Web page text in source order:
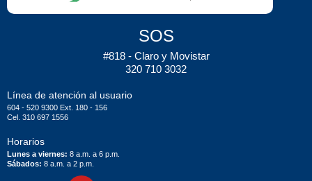
SOS
#818 - Claro y Movistar
320 710 3032
Línea de atención al usuario
604 - 520 9300 Ext. 180 - 156
Cel. 310 697 1556
Horarios
Lunes a viernes: 8 a.m. a 6 p.m.
Sábados: 8 a.m. a 2 p.m.